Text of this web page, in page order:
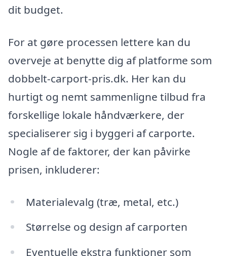
dit budget.
For at gøre processen lettere kan du
overveje at benytte dig af platforme som
dobbelt-carport-pris.dk. Her kan du
hurtigt og nemt sammenligne tilbud fra
forskellige lokale håndværkere, der
specialiserer sig i byggeri af carporte.
Nogle af de faktorer, der kan påvirke
prisen, inkluderer:
Materialevalg (træ, metal, etc.)
Størrelse og design af carporten
Eventuelle ekstra funktioner som